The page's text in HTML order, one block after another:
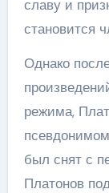
славу и
становится
Однако
режима,
был снят с
Платонов